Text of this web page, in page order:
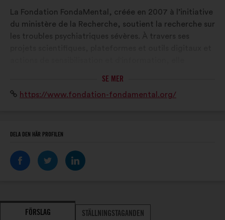
NAMN:
La Fondation FondaMental, créée en 2007 à l’initiative
du ministère de la Recherche, soutient la recherche sur
les troubles psychiatriques sévères. À travers ses
personnes concernées et à leurs proches.
SE MER
Webbplats:
https://www.fondation-fondamental.org/
DELA DEN HÄR PROFILEN
FÖRSLAG STÄLLNINGSTAGANDEN